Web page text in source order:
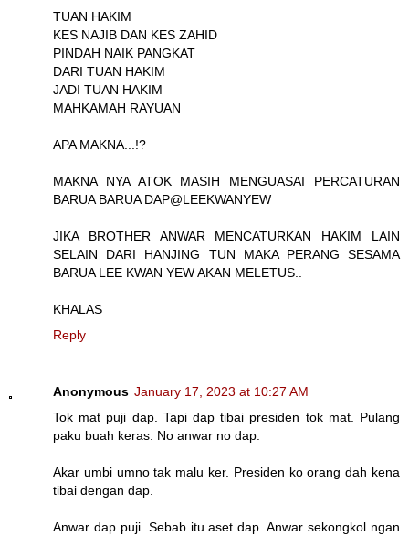
TUAN HAKIM
KES NAJIB DAN KES ZAHID
PINDAH NAIK PANGKAT
DARI TUAN HAKIM
JADI TUAN HAKIM
MAHKAMAH RAYUAN
APA MAKNA...!?
MAKNA NYA ATOK MASIH MENGUASAI PERCATURAN
BARUA BARUA DAP@LEEKWANYEW
JIKA BROTHER ANWAR MENCATURKAN HAKIM LAIN
SELAIN DARI HANJING TUN MAKA PERANG SESAMA
BARUA LEE KWAN YEW AKAN MELETUS..
KHALAS
Reply
Anonymous January 17, 2023 at 10:27 AM
Tok mat puji dap. Tapi dap tibai presiden tok mat. Pulang
paku buah keras. No anwar no dap.
Akar umbi umno tak malu ker. Presiden ko orang dah kena
tibai dengan dap.
Anwar dap puji. Sebab itu aset dap. Anwar sekongkol ngan